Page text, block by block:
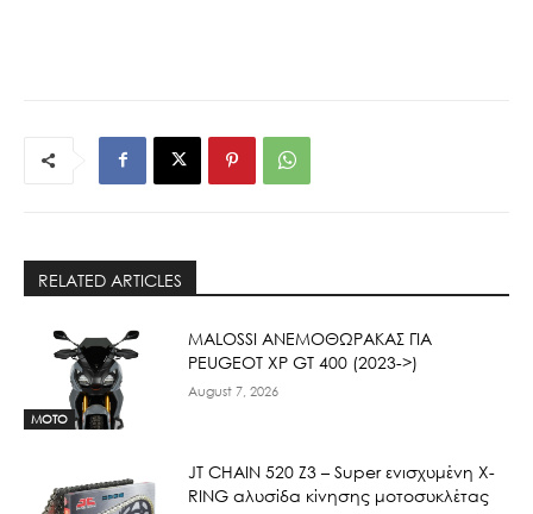
RELATED ARTICLES
MOTO
ΜΑLOSSI ΑΝΕΜΟΘΩΡΑΚΑΣ ΓΙΑ
PEUGEOT XP GT 400 (2023->)
August 7, 2026
JT CHAIN 520 Ζ3 – Super ενισχυμένη X-
RING αλυσίδα κίνησης μοτοσυκλέτας